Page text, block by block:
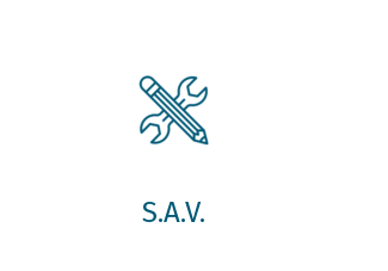
S.A.V.